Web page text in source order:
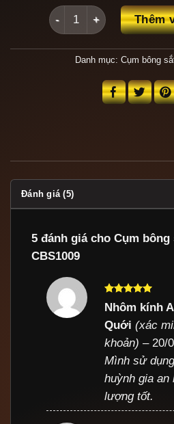
Cụm bông sắt uốn mỹ
Thêm
Danh mục: Cụm bông
Đánh giá (5)
5 đánh giá cho Cụm bông
CBS1009
Được xếp
sao
Nhôm kính
Quới(xác
khoản) – 20/
Mình sử
huỳnh gia
lượng tốt.